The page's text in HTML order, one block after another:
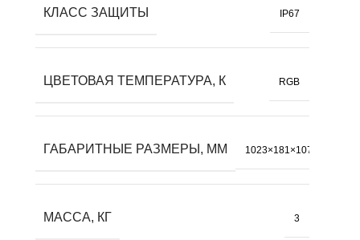
КЛАСС ЗАЩИТЫ IP67
ЦВЕТОВАЯ ТЕМПЕРАТУРА, К RGB
ГАБАРИТНЫЕ РАЗМЕРЫ, ММ 1023×181×107
МАССА, КГ 3